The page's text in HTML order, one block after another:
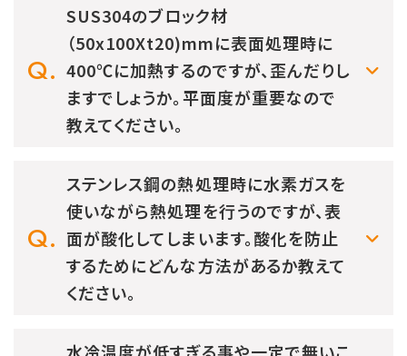
SUS304のブロック材
（50x100Xt20)mmに表面処理時に
400℃に加熱するのですが、歪んだりし
ますでしょうか。平面度が重要なので
教えてください。
ステンレス鋼の熱処理時に水素ガスを
使いながら熱処理を行うのですが、表
面が酸化してしまいます。酸化を防止
するためにどんな方法があるか教えて
ください。